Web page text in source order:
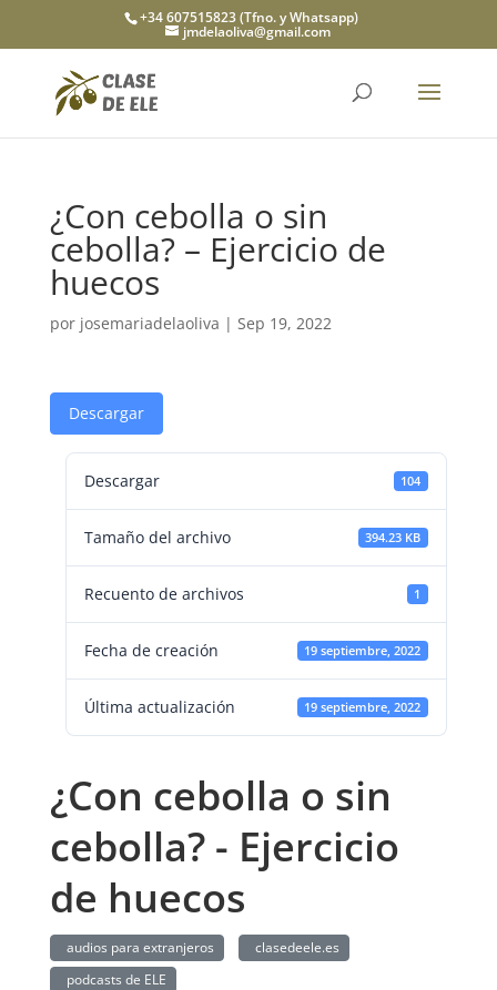
+34 607515823 (Tfno. y Whatsapp)
jmdelaoliva@gmail.com
¿Con cebolla o sin
cebolla? – Ejercicio de
huecos
por josemariadelaoliva | Sep 19, 2022
Descargar
Descargar 104
Tamaño del archivo 394.23 KB
Recuento de archivos 1
Fecha de creación 19 septiembre, 2022
Última actualización 19 septiembre, 2022
¿Con cebolla o sin
cebolla? - Ejercicio
de huecos
audios para extranjeros
clasedeele.es
podcasts de ELE